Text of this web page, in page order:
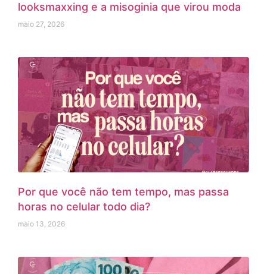
looksmaxxing e a misoginia que virou moda
maio 27, 2026
Por que você não tem tempo, mas passa
horas no celular todo dia?
maio 13, 2026